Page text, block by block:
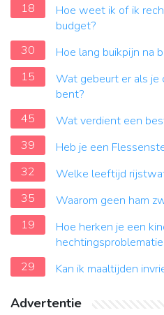
18
Hoe weet ik of ik
budget?
30
Hoe lang buikpijn na
15
Wat gebeurt er als je
bent?
45
Wat verdient een
39
Heb je een
32
Welke leeftijd
35
Waarom geen ham
19
Hoe herken je een
29
Kan ik maaltijden
Advertentie